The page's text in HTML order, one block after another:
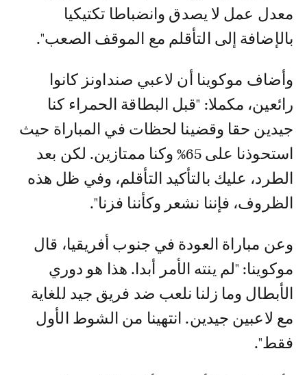
معدل عمل لا يصدق وانضباطا تكتيكيا
بالإضافة إلى التأقلم مع الموقف الصعب".
وأضاف موكوينا أن لاعبي صنداونز كانوا
رائعين، مكملا: "قبل البطاقة الحمراء كنا
جيدين حقا وقضينا لحظات في المباراة حيث
استحوذنا على 65% وكنا ممتازين. لكن بعد
الطرد، عليك بالتأكيد التأقلم، وفي ظل هذه
الظروف، فإننا نشعر وكأننا فزنا".
وعن مباراة العودة في جنوب أفريقيا، قال
موكوينا: "لم ينته الأمر أبدا. هذا هو دوري
الأبطال وما زلنا نلعب ضد فريق جيد للغاية
مع لاعبين جيدين. انتهينا من الشوط الأول
فقط".